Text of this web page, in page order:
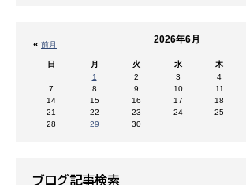
« 前月 2026年6月
日 月 火 水 木
1
2 3 4
7
8 9 10 11
14
15 16 17 18
21
22 23 24 25
28
29 30
ブログ記事検索